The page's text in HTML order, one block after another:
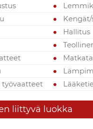
Hallitus
työvaatteet
liittyvä luokka